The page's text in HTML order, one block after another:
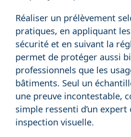
Réaliser un prélèvement
pratiques, en appliquant
sécurité et en suivant la
permet de protéger aussi
professionnels que les
bâtiments. Seul un
une preuve incontestable,
simple ressenti d’un expert
inspection visuelle.